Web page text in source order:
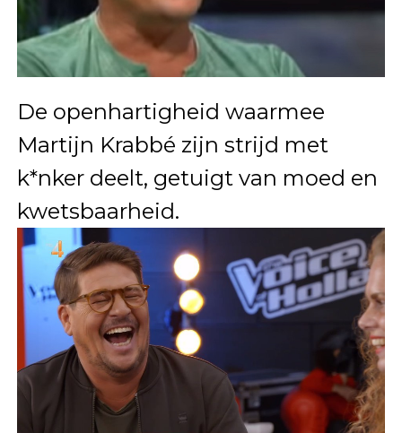
De openhartigheid waarmee
Martijn Krabbé zijn strijd met
k*nker deelt, getuigt van moed en
kwetsbaarheid.